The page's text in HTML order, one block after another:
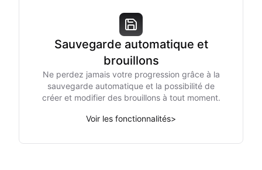
Sauvegarde automatique et
brouillons
Ne perdez jamais votre progression grâce à la
sauvegarde automatique et la possibilité de
créer et modifier des brouillons à tout moment.
Voir les fonctionnalités>